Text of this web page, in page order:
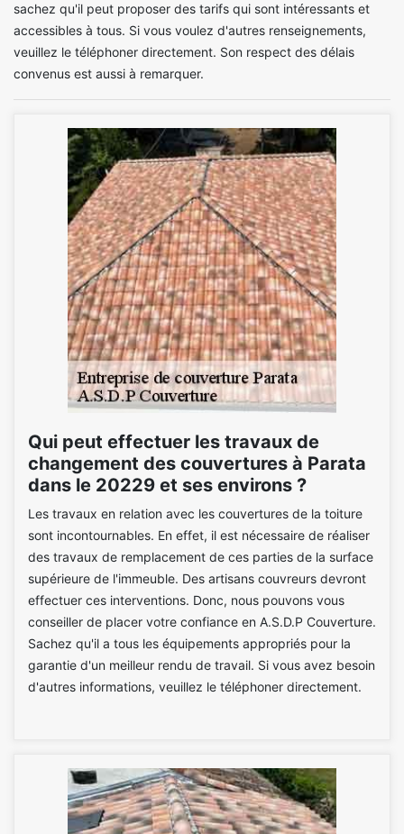
sachez qu'il peut proposer des tarifs qui sont intéressants et
accessibles à tous. Si vous voulez d'autres renseignements,
veuillez le téléphoner directement. Son respect des délais
convenus est aussi à remarquer.
Qui peut effectuer les travaux de
changement des couvertures à Parata
dans le 20229 et ses environs ?
Les travaux en relation avec les couvertures de la toiture
sont incontournables. En effet, il est nécessaire de réaliser
des travaux de remplacement de ces parties de la surface
supérieure de l'immeuble. Des artisans couvreurs devront
effectuer ces interventions. Donc, nous pouvons vous
conseiller de placer votre confiance en A.S.D.P Couverture.
Sachez qu'il a tous les équipements appropriés pour la
garantie d'un meilleur rendu de travail. Si vous avez besoin
d'autres informations, veuillez le téléphoner directement.